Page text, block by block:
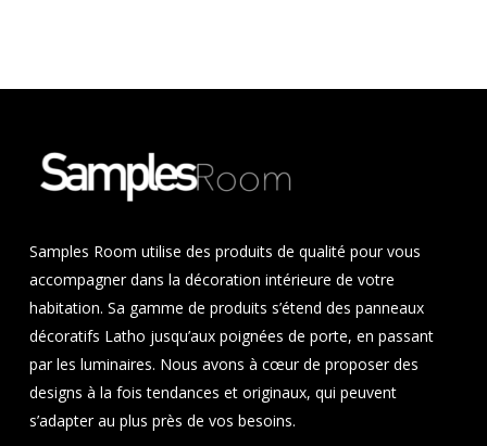
Samples Room utilise des produits de qualité pour vous
accompagner dans la décoration intérieure de votre
habitation. Sa gamme de produits s’étend des panneaux
décoratifs Latho jusqu’aux poignées de porte, en passant
par les luminaires. Nous avons à cœur de proposer des
designs à la fois tendances et originaux, qui peuvent
s’adapter au plus près de vos besoins.